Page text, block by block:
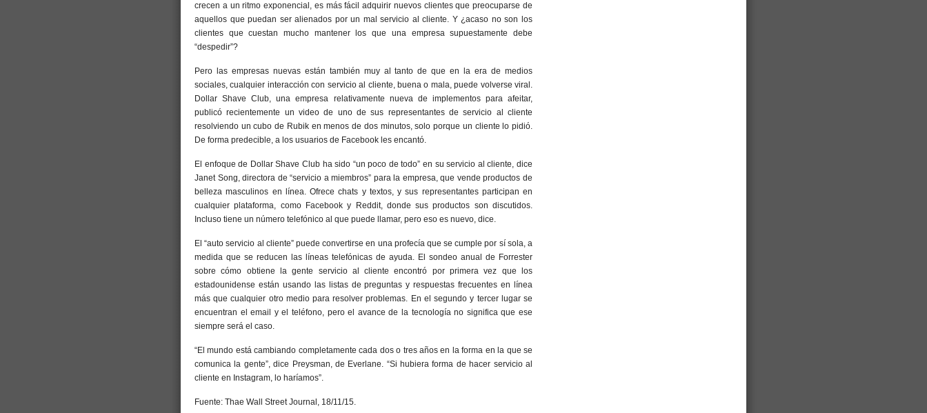
crecen a un ritmo exponencial, es más fácil adquirir nuevos clientes que preocuparse de
aquellos que puedan ser alienados por un mal servicio al cliente. Y ¿acaso no son los
clientes que cuestan mucho mantener los que una empresa supuestamente debe
“despedir”?
Pero las empresas nuevas están también muy al tanto de que en la era de medios
sociales, cualquier interacción con servicio al cliente, buena o mala, puede volverse viral.
Dollar Shave Club, una empresa relativamente nueva de implementos para afeitar,
publicó recientemente un video de uno de sus representantes de servicio al cliente
resolviendo un cubo de Rubik en menos de dos minutos, solo porque un cliente lo pidió.
De forma predecible, a los usuarios de Facebook les encantó.
El enfoque de Dollar Shave Club ha sido “un poco de todo” en su servicio al cliente, dice
Janet Song, directora de “servicio a miembros” para la empresa, que vende productos de
belleza masculinos en línea. Ofrece chats y textos, y sus representantes participan en
cualquier plataforma, como Facebook y Reddit, donde sus productos son discutidos.
Incluso tiene un número telefónico al que puede llamar, pero eso es nuevo, dice.
El “auto servicio al cliente” puede convertirse en una profecía que se cumple por sí sola, a
medida que se reducen las líneas telefónicas de ayuda. El sondeo anual de Forrester
sobre cómo obtiene la gente servicio al cliente encontró por primera vez que los
estadounidense están usando las listas de preguntas y respuestas frecuentes en línea
más que cualquier otro medio para resolver problemas. En el segundo y tercer lugar se
encuentran el email y el teléfono, pero el avance de la tecnología no significa que ese
siempre será el caso.
“El mundo está cambiando completamente cada dos o tres años en la forma en la que se
comunica la gente”, dice Preysman, de Everlane. “Si hubiera forma de hacer servicio al
cliente en Instagram, lo haríamos”.
Fuente: Thae Wall Street Journal, 18/11/15.